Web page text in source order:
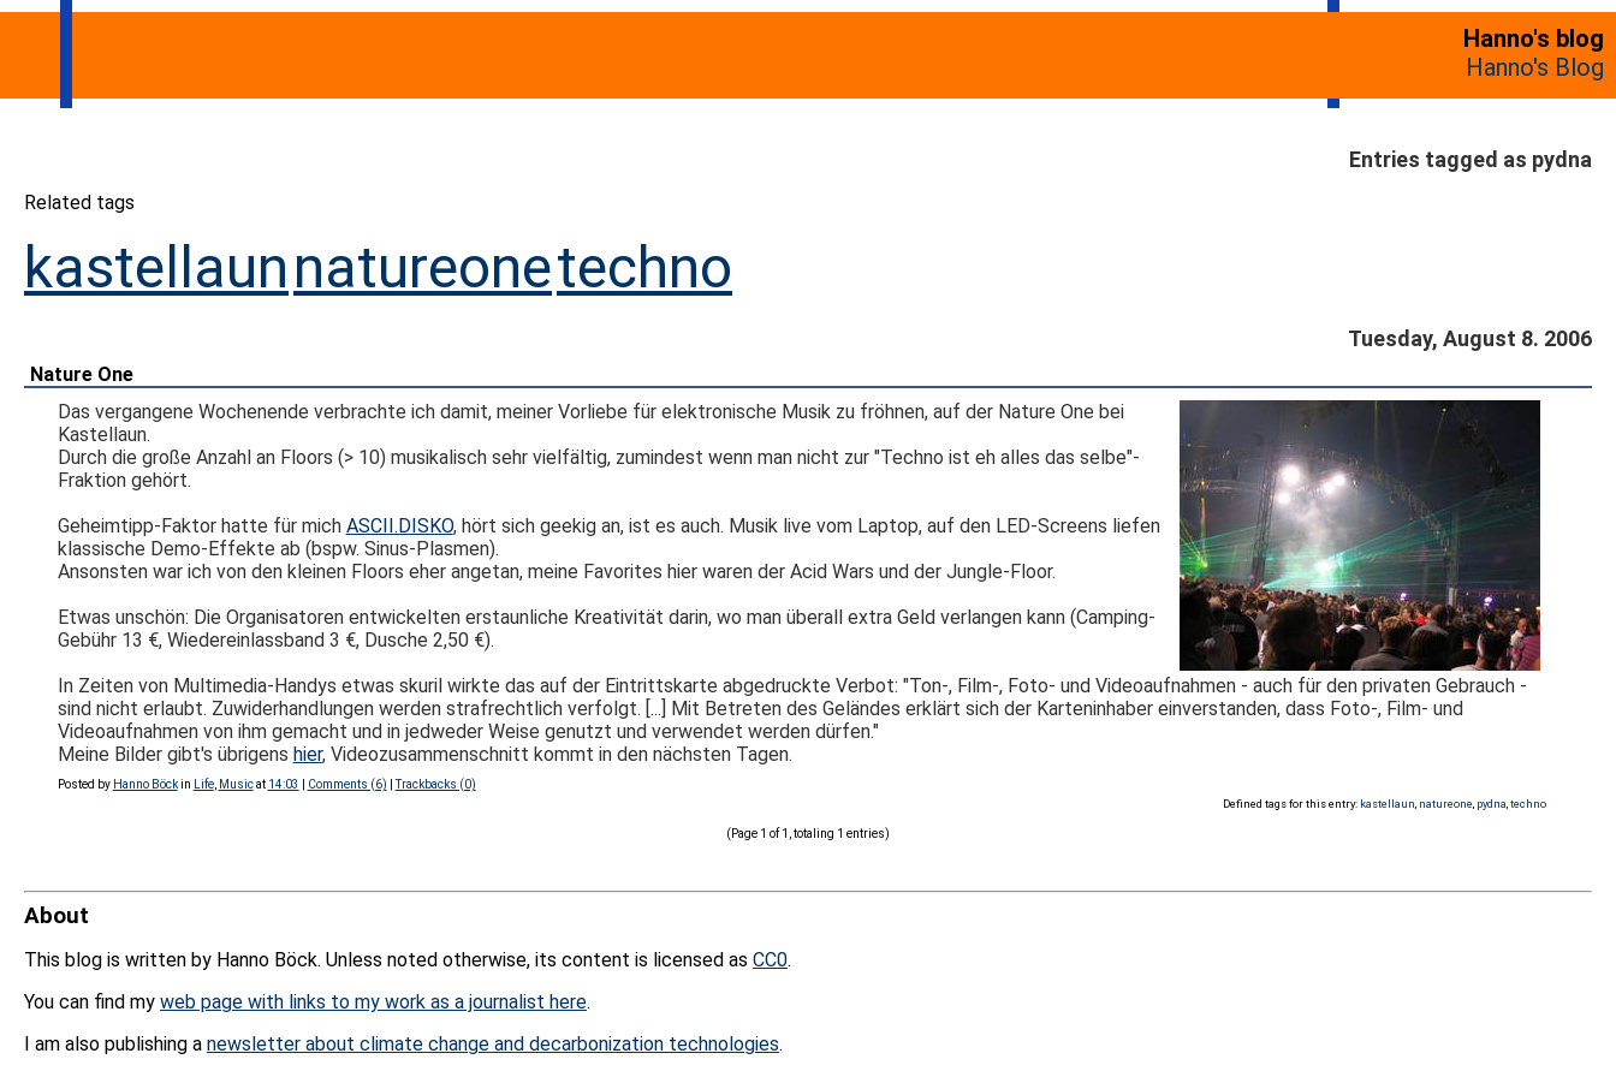
Hanno's blog
Hanno's Blog
Entries tagged as pydna
Related tags
kastellaunnatureonetechno
Tuesday, August 8. 2006
Nature One
Das vergangene Wochenende verbrachte ich damit, meiner Vorliebe für elektronische Musik zu fröhnen, auf der Nature One bei
Kastellaun.
Durch die große Anzahl an Floors (> 10) musikalisch sehr vielfältig, zumindest wenn man nicht zur "Techno ist eh alles das selbe"-
Fraktion gehört.
Geheimtipp-Faktor hatte für mich ASCII.DISKO, hört sich geekig an, ist es auch. Musik live vom Laptop, auf den LED-Screens liefen
klassische Demo-Effekte ab (bspw. Sinus-Plasmen).
Ansonsten war ich von den kleinen Floors eher angetan, meine Favorites hier waren der Acid Wars und der Jungle-Floor.
Etwas unschön: Die Organisatoren entwickelten erstaunliche Kreativität darin, wo man überall extra Geld verlangen kann (Camping-
Gebühr 13 €, Wiedereinlassband 3 €, Dusche 2,50 €).
In Zeiten von Multimedia-Handys etwas skuril wirkte das auf der Eintrittskarte abgedruckte Verbot: "Ton-, Film-, Foto- und Videoaufnahmen - auch für den privaten Gebrauch -
sind nicht erlaubt. Zuwiderhandlungen werden strafrechtlich verfolgt. [...] Mit Betreten des Geländes erklärt sich der Karteninhaber einverstanden, dass Foto-, Film- und
Videoaufnahmen von ihm gemacht und in jedweder Weise genutzt und verwendet werden dürfen."
Meine Bilder gibt's übrigens hier, Videozusammenschnitt kommt in den nächsten Tagen.
Posted by Hanno Böckin Life, Musicat 14:03 Comments (6) |Trackbacks (0)
Defined tags for this entry: kastellaun natureone pydna ,techno
(Page 1 of 1, totaling 1 entries)
About
This blog is written by Hanno Böck. Unless noted otherwise, its content is licensed as CC0.
You can find my web page with links to my work as a journalist here.
I am also publishing a newsletter about climate change and decarbonization technologies.